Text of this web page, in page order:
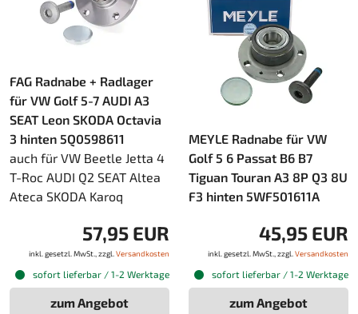
FAG Radnabe + Radlager
für VW Golf 5-7 AUDI A3
SEAT Leon SKODA Octavia
3 hinten 5Q0598611
auch für VW Beetle Jetta 4
T-Roc AUDI Q2 SEAT Altea
Ateca SKODA Karoq
57,95 EUR
inkl. gesetzl. MwSt., zzgl. Versandkosten
sofort lieferbar / 1-2 Werktage
zum Angebot
MEYLE Radnabe für VW
Golf 5 6 Passat B6 B7
Tiguan Touran A3 8P Q3 8U
F3 hinten 5WF501611A
45,95 EUR
inkl. gesetzl. MwSt., zzgl. Versandkosten
sofort lieferbar / 1-2 Werktage
zum Angebot